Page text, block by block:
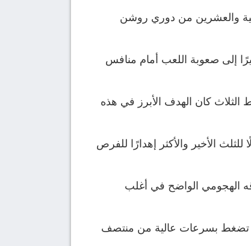
عن فوز فريقه على الفيحاء بنتيجة 2-1 ضمن الجولة الثانية والعشرين من دوري روشن
إلى صعوبة اللعب أمام منافس
الثلاث كان الهدف الأبرز في هذه
الأخير والأكثر إهدارًا للفرص
الهجومي الواضح في أغلب
تضغط بسرعات عالية من منتصف